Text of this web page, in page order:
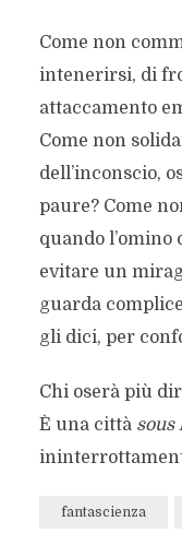
Come non
intenerirsi, di
attaccamento
Come non
dell’inconscio,
paure? Come
quando
evitare un
guarda
gli dici, per
Chi oserà più
È una città sous
fantascienza